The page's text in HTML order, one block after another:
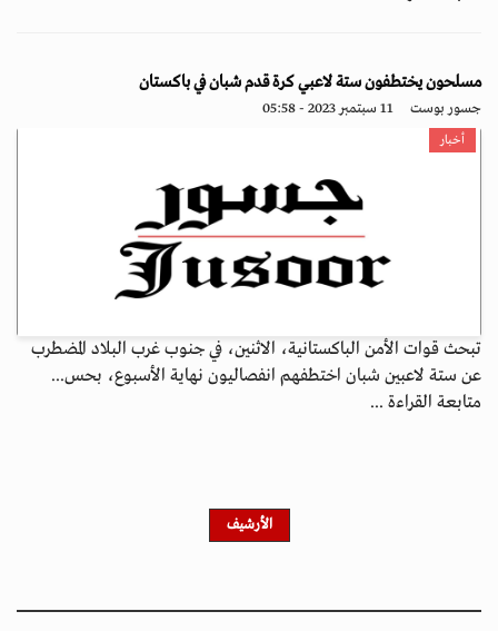
مسلحون يختطفون ستة لاعبي كرة قدم شبان في باكستان
جسور بوست 11 سبتمبر 2023 - 05:58
أخبار
تبحث قوات الأمن الباكستانية، الاثنين، في جنوب غرب البلاد المضطرب
عن ستة لاعبين شبان اختطفهم انفصاليون نهاية الأسبوع، بحس...
متابعة القراءة ...
الأرشيف